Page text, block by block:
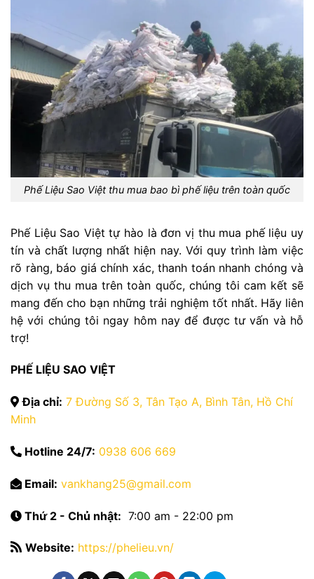
Phế Liệu Sao Việt thu mua bao bì phế liệu trên toàn quốc
Phế Liệu Sao Việt tự hào là đơn vị thu mua phế liệu uy
tín và chất lượng nhất hiện nay. Với quy trình làm việc
rõ ràng, báo giá chính xác, thanh toán nhanh chóng và
dịch vụ thu mua trên toàn quốc, chúng tôi cam kết sẽ
mang đến cho bạn những trải nghiệm tốt nhất. Hãy liên
hệ với chúng tôi ngay hôm nay để được tư vấn và hỗ
trợ!
PHẾ LIỆU SAO VIỆT
Địa chỉ: 7 Đường Số 3, Tân Tạo A, Bình Tân, Hồ Chí
Minh
Hotline 24/7: 0938 606 669
Email: vankhang25@gmail.com
Thứ 2 - Chủ nhật: 7:00 am - 22:00 pm
Website: https://phelieu.vn/